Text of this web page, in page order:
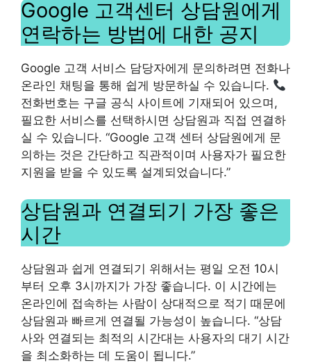
Google 고객센터 상담원에게
연락하는 방법에 대한 공지
Google 고객 서비스 담당자에게 문의하려면 전화나
온라인 채팅을 통해 쉽게 방문하실 수 있습니다.
전화번호는 구글 공식 사이트에 기재되어 있으며,
필요한 서비스를 선택하시면 상담원과 직접 연결하
실 수 있습니다. “Google 고객 센터 상담원에게 문
의하는 것은 간단하고 직관적이며 사용자가 필요한
지원을 받을 수 있도록 설계되었습니다.”
상담원과 연결되기 가장 좋은
시간
상담원과 쉽게 연결되기 위해서는 평일 오전 10시
부터 오후 3시까지가 가장 좋습니다. 이 시간에는
온라인에 접속하는 사람이 상대적으로 적기 때문에
상담원과 빠르게 연결될 가능성이 높습니다. “상담
사와 연결되는 최적의 시간대는 사용자의 대기 시간
을 최소화하는 데 도움이 됩니다.”